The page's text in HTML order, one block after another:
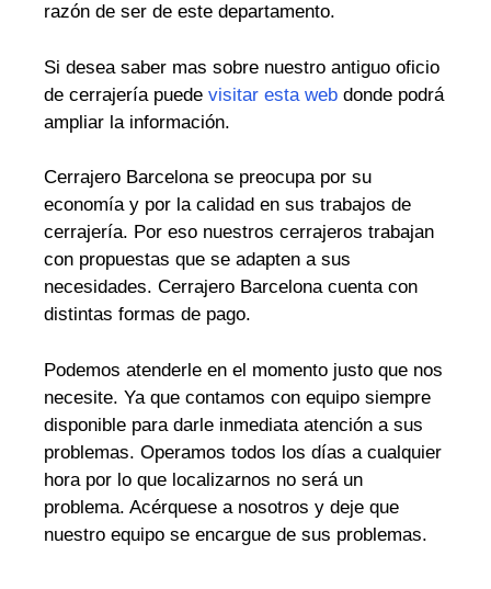
razón de ser de este departamento.
Si desea saber mas sobre nuestro antiguo oficio
de cerrajería puede visitar esta web donde podrá
ampliar la información.
Cerrajero Barcelona se preocupa por su
economía y por la calidad en sus trabajos de
cerrajería. Por eso nuestros cerrajeros trabajan
con propuestas que se adapten a sus
necesidades. Cerrajero Barcelona cuenta con
distintas formas de pago.
Podemos atenderle en el momento justo que nos
necesite. Ya que contamos con equipo siempre
disponible para darle inmediata atención a sus
problemas. Operamos todos los días a cualquier
hora por lo que localizarnos no será un
problema. Acérquese a nosotros y deje que
nuestro equipo se encargue de sus problemas.